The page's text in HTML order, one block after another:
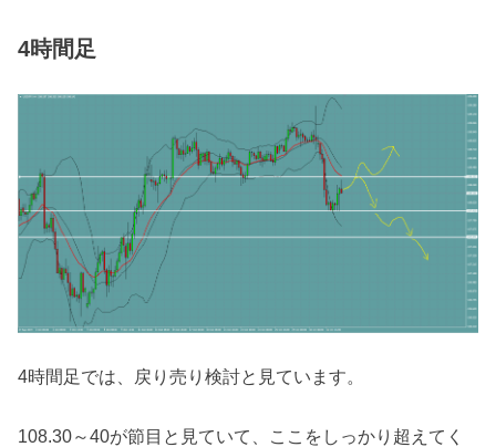
4時間足
4時間足では、戻り売り検討と見ています。
108.30～40が節目と見ていて、ここをしっかり超えてく